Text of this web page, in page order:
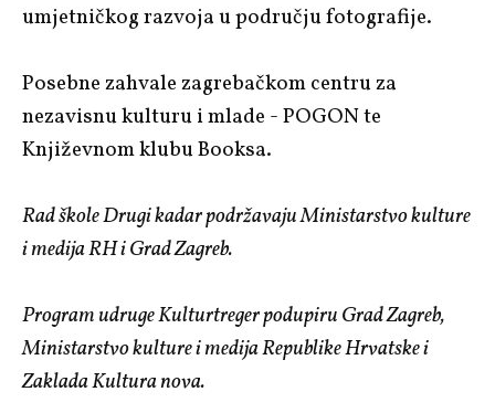
umjetničkog razvoja u području fotografije.
Posebne zahvale zagrebačkom centru za
nezavisnu kulturu i mlade - POGON te
Književnom klubu Booksa.
Rad škole Drugi kadar podržavaju Ministarstvo kulture
i medija RH i Grad Zagreb.
Program udruge Kulturtreger podupiru Grad Zagreb,
Ministarstvo kulture i medija Republike Hrvatske i
Zaklada Kultura nova.